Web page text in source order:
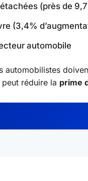
(près de
(3,4%
automobile
automobilistes
réduire la prime